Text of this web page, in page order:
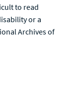
to read
or a
Archives of